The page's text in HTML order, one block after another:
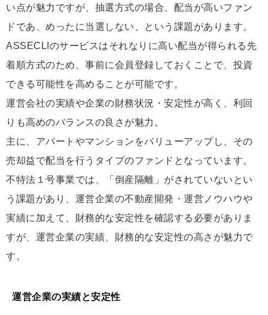
い点が魅力ですが、抽選方式の場合、配当が高いファン
ドであ、めったに当選しない、という課題があります。
ASSECLIのサービスはそれなりに高い配当が得られる先
着順方式のため、事前に会員登録しておくことで、投資
できる可能性を高めることが可能です。
運営会社の実績や企業の財務状況・安定性が高く、利回
りも高めのバランスの良さが魅力。
主に、アパートやマンションをバリューアップし、その
売却益で配当を行うタイプのファンドとなっています。
不特法１号事業では、「倒産隔離」がされていないとい
う課題があり、運営企業の不動産開発・運営ノウハウや
実績に加えて、財務的な安定性を確認する必要がありま
すが、運営企業の実績、財務的な安定性の高さが魅力で
す。
運営企業の実績と安定性